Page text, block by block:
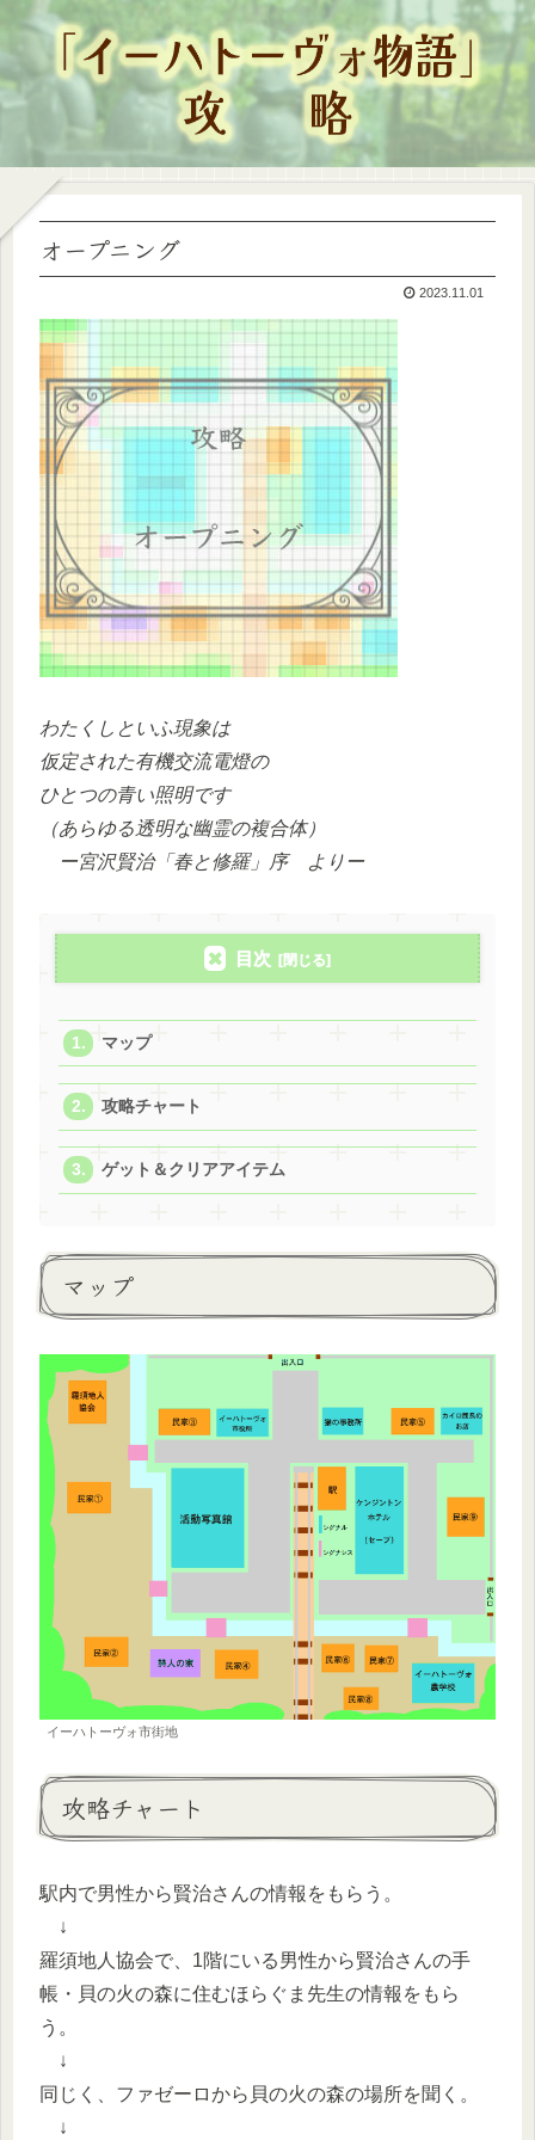
オープニング
2023.11.01
わたくしといふ現象は
仮定された有機交流電燈の
ひとつの青い照明です
（あらゆる透明な幽霊の複合体）
ー宮沢賢治「春と修羅」序 よりー
目次
マップ
攻略チャート
ゲット＆クリアアイテム
マップ
イーハトーヴォ市街地
攻略チャート
駅内で男性から賢治さんの情報をもらう。
↓
羅須地人協会で、1階にいる男性から賢治さんの手
帳・貝の火の森に住むほらぐま先生の情報をもら
う。
↓
同じく、ファゼーロから貝の火の森の場所を聞く。
↓